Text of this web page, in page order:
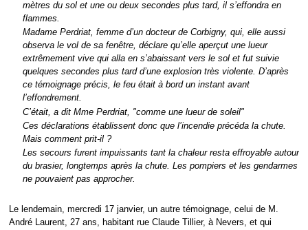
mètres du sol et une ou deux secondes plus tard, il s’effondra en
flammes.
Madame Perdriat, femme d’un docteur de Corbigny, qui, elle aussi
observa le vol de sa fenêtre, déclare qu’elle aperçut une lueur
extrêmement vive qui alla en s’abaissant vers le sol et fut suivie
quelques secondes plus tard d’une explosion très violente. D’après
ce témoignage précis, le feu était à bord un instant avant
l’effondrement.
C’était, a dit Mme Perdriat, "comme une lueur de soleil"
Ces déclarations établissent donc que l’incendie précéda la chute.
Mais comment prit-il ?
Les secours furent impuissants tant la chaleur resta effroyable autour
du brasier, longtemps après la chute. Les pompiers et les gendarmes
ne pouvaient pas approcher.
Le lendemain, mercredi 17 janvier, un autre témoignage, celui de M.
André Laurent, 27 ans, habitant rue Claude Tillier, à Nevers, et qui